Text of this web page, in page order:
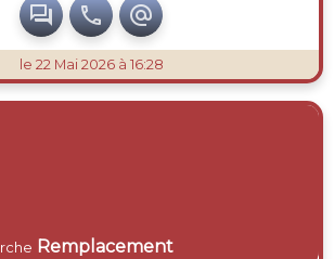
  
le 22 Mai 2026 à 16:28
Remplacement